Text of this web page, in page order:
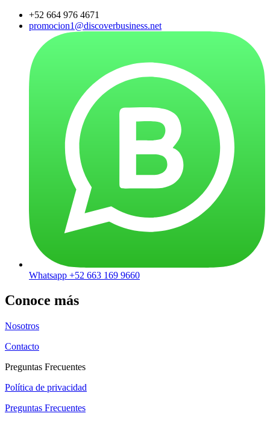
+52 664 976 4671
promocion1@discoverbusiness.net
Whatsapp +52 663 169 9660
Conoce más
Nosotros
Contacto
Preguntas Frecuentes
Política de privacidad
Preguntas Frecuentes